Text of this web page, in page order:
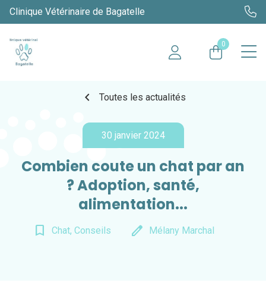
Clinique Vétérinaire de Bagatelle
0
chevron_left Toutes les actualités
30 janvier 2024
Combien coute un chat par an
? Adoption, santé,
alimentation...
bookmark_border Chat, Conseils edit Mélany Marchal